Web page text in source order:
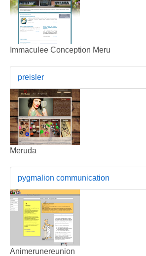
Immaculee Conception Meru
preisler
Meruda
pygmalion communication
Animerunereunion